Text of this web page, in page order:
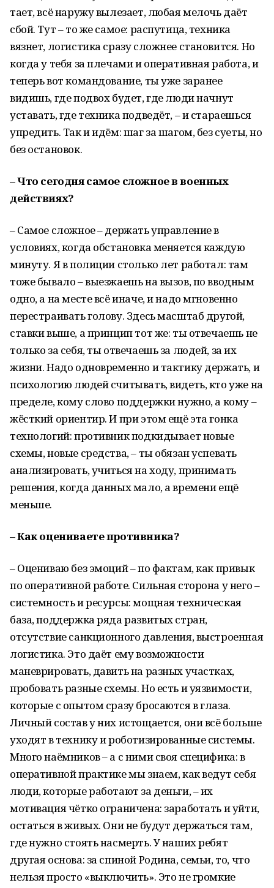
тает, всё наружу вылезает, любая мелочь даёт
сбой. Тут – то же самое: распутица, техника
вязнет, логистика сразу сложнее становится. Но
когда у тебя за плечами и оперативная работа, и
теперь вот командование, ты уже заранее
видишь, где подвох будет, где люди начнут
уставать, где техника подведёт, – и стараешься
упредить. Так и идём: шаг за шагом, без суеты, но
без остановок.
– Что сегодня самое сложное в военных
действиях?
– Самое сложное – держать управление в
условиях, когда обстановка меняется каждую
минуту. Я в полиции столько лет работал: там
тоже бывало – выезжаешь на вызов, по вводным
одно, а на месте всё иначе, и надо мгновенно
перестраивать голову. Здесь масштаб другой,
ставки выше, а принцип тот же: ты отвечаешь не
только за себя, ты отвечаешь за людей, за их
жизни. Надо одновременно и тактику держать, и
психологию людей считывать, видеть, кто уже на
пределе, кому слово поддержки нужно, а кому –
жёсткий ориентир. И при этом ещё эта гонка
технологий: противник подкидывает новые
схемы, новые средства, – ты обязан успевать
анализировать, учиться на ходу, принимать
решения, когда данных мало, а времени ещё
меньше.
– Как оцениваете противника?
– Оцениваю без эмоций – по фактам, как привык
по оперативной работе. Сильная сторона у него –
системность и ресурсы: мощная техническая
база, поддержка ряда развитых стран,
отсутствие санкционного давления, выстроенная
логистика. Это даёт ему возможности
маневрировать, давить на разных участках,
пробовать разные схемы. Но есть и уязвимости,
которые с опытом сразу бросаются в глаза.
Личный состав у них истощается, они всё больше
уходят в технику и роботизированные системы.
Много наёмников – а с ними своя специфика: в
оперативной практике мы знаем, как ведут себя
люди, которые работают за деньги, – их
мотивация чётко ограничена: заработать и уйти,
остаться в живых. Они не будут держаться там,
где нужно стоять насмерть. У наших ребят
другая основа: за спиной Родина, семьи, то, что
нельзя просто «выключить». Это не громкие